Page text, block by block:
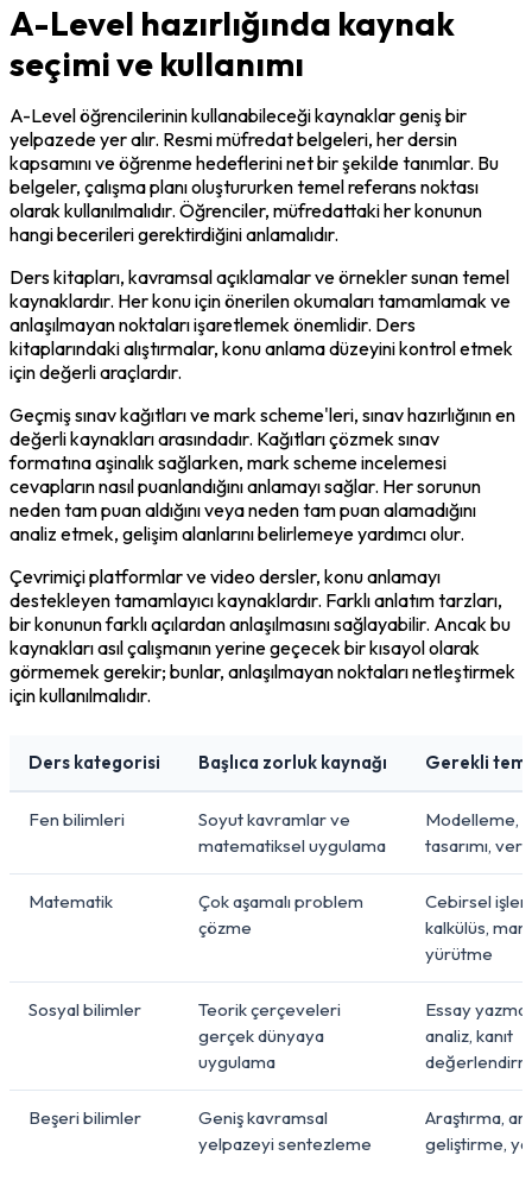
A-Level hazırlığında kaynak
seçimi ve kullanımı
A-Level öğrencilerinin kullanabileceği kaynaklar geniş bir
yelpazede yer alır. Resmi müfredat belgeleri, her dersin
kapsamını ve öğrenme hedeflerini net bir şekilde tanımlar. Bu
belgeler, çalışma planı oluştururken temel referans noktası
olarak kullanılmalıdır. Öğrenciler, müfredattaki her konunun
hangi becerileri gerektirdiğini anlamalıdır.
Ders kitapları, kavramsal açıklamalar ve örnekler sunan temel
kaynaklardır. Her konu için önerilen okumaları tamamlamak ve
anlaşılmayan noktaları işaretlemek önemlidir. Ders
kitaplarındaki alıştırmalar, konu anlama düzeyini kontrol etmek
için değerli araçlardır.
Geçmiş sınav kağıtları ve mark scheme'leri, sınav hazırlığının en
değerli kaynakları arasındadır. Kağıtları çözmek sınav
formatına aşinalık sağlarken, mark scheme incelemesi
cevapların nasıl puanlandığını anlamayı sağlar. Her sorunun
neden tam puan aldığını veya neden tam puan alamadığını
analiz etmek, gelişim alanlarını belirlemeye yardımcı olur.
Çevrimiçi platformlar ve video dersler, konu anlamayı
destekleyen tamamlayıcı kaynaklardır. Farklı anlatım tarzları,
bir konunun farklı açılardan anlaşılmasını sağlayabilir. Ancak bu
kaynakları asıl çalışmanın yerine geçecek bir kısayol olarak
görmemek gerekir; bunlar, anlaşılmayan noktaları netleştirmek
için kullanılmalıdır.
Ders kategorisi Başlıca zorluk kaynağı Gerekli
Fen bilimleri
Soyut kavramlar ve
matematiksel uygulama
Modelleme,
tasarımı, veri
Matematik
Çok aşamalı problem
çözme
Cebirsel
kalkülüs,
yürütme
Sosyal bilimler
Teorik çerçeveleri
gerçek dünyaya
uygulama
Essay
analiz, kanıt
Beşeri bilimler
Geniş kavramsal
yelpazeyi sentezleme
Araştırma,
geliştirme,